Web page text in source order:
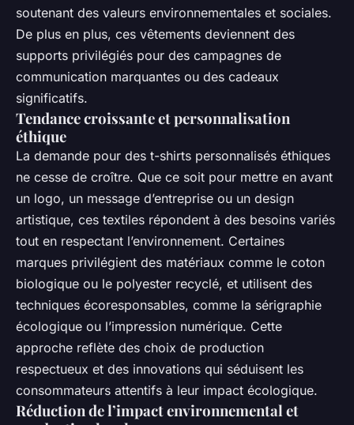
soutenant des valeurs environnementales et sociales.
De plus en plus, ces vêtements deviennent des
supports privilégiés pour des campagnes de
communication marquantes ou des cadeaux
significatifs.
Tendance croissante et personnalisation
éthique
La demande pour des t-shirts personnalisés éthiques
ne cesse de croître. Que ce soit pour mettre en avant
un logo, un message d’entreprise ou un design
artistique, ces textiles répondent à des besoins variés
tout en respectant l’environnement. Certaines
marques privilégient des matériaux comme le coton
biologique ou le polyester recyclé, et utilisent des
techniques écoresponsables, comme la sérigraphie
écologique ou l’impression numérique. Cette
approche reflète des choix de production
respectueux et des innovations qui séduisent les
consommateurs attentifs à leur impact écologique.
Réduction de l’impact environnemental et